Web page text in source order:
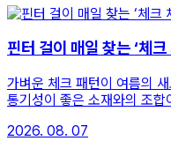
핀터 걸이 매일 찾는 ‘체크
가벼운 체크 패턴이 여름의
통기성이 좋은 소재와의 조합
2026. 08. 07